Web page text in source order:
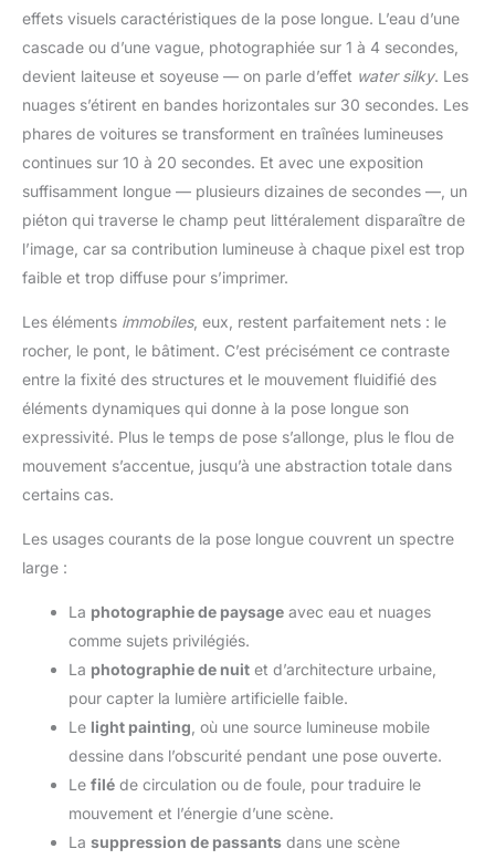
effets visuels caractéristiques de la pose longue. L’eau d’une
cascade ou d’une vague, photographiée sur 1 à 4 secondes,
devient laiteuse et soyeuse — on parle d’effet water silky. Les
nuages s’étirent en bandes horizontales sur 30 secondes. Les
phares de voitures se transforment en traînées lumineuses
continues sur 10 à 20 secondes. Et avec une exposition
suffisamment longue — plusieurs dizaines de secondes —, un
piéton qui traverse le champ peut littéralement disparaître de
l’image, car sa contribution lumineuse à chaque pixel est trop
faible et trop diffuse pour s’imprimer.
Les éléments immobiles, eux, restent parfaitement nets : le
rocher, le pont, le bâtiment. C’est précisément ce contraste
entre la fixité des structures et le mouvement fluidifié des
éléments dynamiques qui donne à la pose longue son
expressivité. Plus le temps de pose s’allonge, plus le flou de
mouvement s’accentue, jusqu’à une abstraction totale dans
certains cas.
Les usages courants de la pose longue couvrent un spectre
large :
La photographie de paysage avec eau et nuages
comme sujets privilégiés.
La photographie de nuit et d’architecture urbaine,
pour capter la lumière artificielle faible.
Le light painting , où une source lumineuse mobile
dessine dans l’obscurité pendant une pose ouverte.
Le filé de circulation ou de foule, pour traduire le
mouvement et l’énergie d’une scène.
La suppression de passants dans une scène